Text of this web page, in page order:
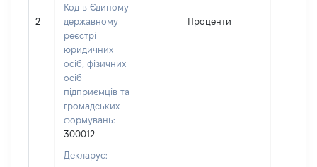
2
Код в Єдиному
державному
реєстрі
юридичних
осіб, фізичних
осіб –
підприємців та
громадських
формувань:
300012
Декларує:
Проценти